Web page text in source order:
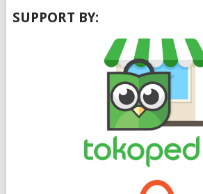
SUPPORT BY: